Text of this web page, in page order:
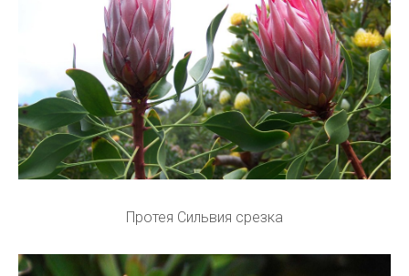
Протея Сильвия срезка